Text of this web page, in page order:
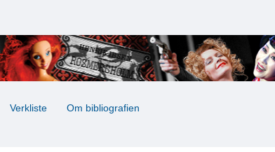
Verkliste Om bibliografien